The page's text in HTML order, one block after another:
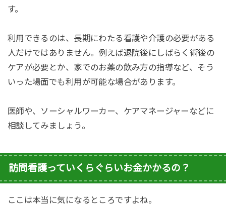
す。
利用できるのは、長期にわたる看護や介護の必要がある
人だけではありません。例えば退院後にしばらく術後の
ケアが必要とか、家でのお薬の飲み方の指導など、そう
いった場面でも利用が可能な場合があります。
医師や、ソーシャルワーカー、ケアマネージャーなどに
相談してみましょう。
訪問看護っていくらぐらいお金かかるの？
ここは本当に気になるところですよね。